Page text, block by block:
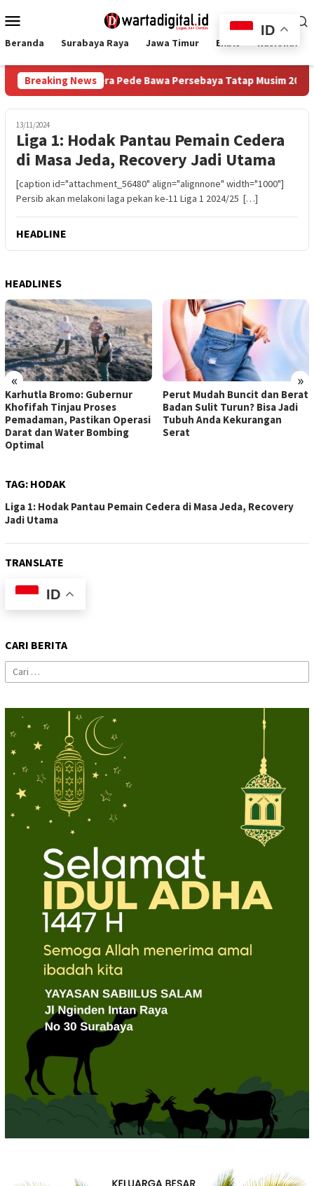
ke
Mobile
Beranda Surabaya Raya Jawa Timur Ekbis Nasional
Breaking News
Rivera Pede Bawa Persebaya Tatap Musim 2026/27
13/11/2024
Liga 1: Hodak Pantau Pemain Cedera
di Masa Jeda, Recovery Jadi Utama
[caption id="attachment_56480" align="alignnone" width="1000"]
Persib akan melakoni laga pekan ke-11 Liga 1 2024/25 […]
HEADLINE
HEADLINES
« »
Karhutla Bromo: Gubernur
Khofifah Tinjau Proses
Pemadaman, Pastikan Operasi
Darat dan Water Bombing
Optimal
Perut Mudah Buncit dan Berat
Badan Sulit Turun? Bisa Jadi
Tubuh Anda Kekurangan
Serat
TAG: HODAK
Liga 1: Hodak Pantau Pemain Cedera di Masa Jeda, Recovery
Jadi Utama
TRANSLATE
ID
CARI BERITA
Cari
untuk:
ID